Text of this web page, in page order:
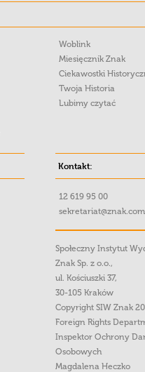
Woblink
Miesięcznik Znak
Ciekawostki
Twoja Historia
Lubimy czytać
Kontakt:
12 619 95 00
Społeczny Instytut
Znak Sp. z o.o.,
ul. Kościuszki 37,
30-105 Kraków
Copyright SIW Znak
Foreign Rights
Inspektor Ochrony
Osobowych
Magdalena Heczko